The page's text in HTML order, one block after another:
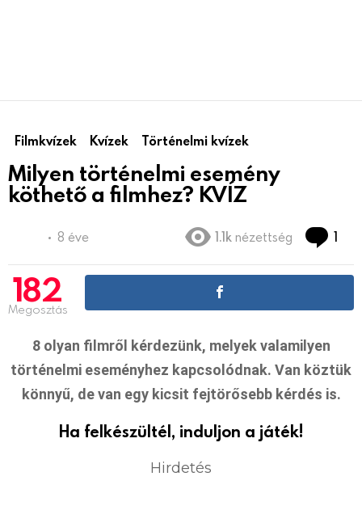
Filmkvízek Kvízek Történelmi kvízek
Milyen történelmi esemény
köthető a filmhez? KVÍZ
8 éve 1.1k nézettség 1
182
Megosztás
8 olyan filmről kérdezünk, melyek valamilyen
történelmi eseményhez kapcsolódnak. Van köztük
könnyű, de van egy kicsit fejtörősebb kérdés is.
Ha felkészültél, induljon a játék!
Hirdetés